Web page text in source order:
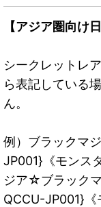
【アジア圏向け
シークレットレ
ら表記している
ん。
例）ブラックマ
JP001}《モンス
ジア☆ブラック
QCCU-JP001}《